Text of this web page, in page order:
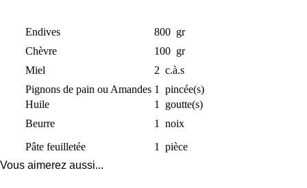
Endives 800 gr
Chèvre
100 gr
Miel
2 c.à.s
Pignons de pain ou Amandes 1
pincée(s)
Huile
1
goutte(s)
Beurre
1
noix
Pâte feuilletée
1
pièce
Vous aimerez aussi...